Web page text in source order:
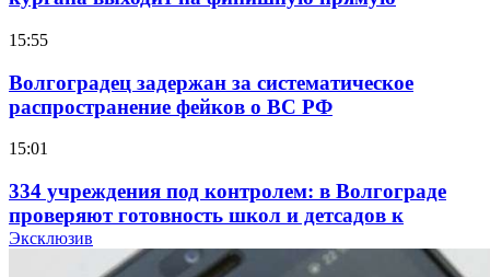
15:55
Волгоградец задержан за систематическое
распространение фейков о ВС РФ
15:01
334 учреждения под контролем: в Волгограде
проверяют готовность школ и детсадов к
учебному году
Эксклюзив